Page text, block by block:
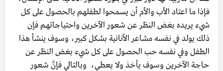
فإذا ما اعتاد الأب والأم أن يسمحوا لطفلهم بالحصول على كل
شيء يريده بغض النظر عن شعور الآخرين واحتياجاتهم فإن
ذلك يولد في نفسه مشاعر الأنانية بشكل كبير، وسوف ينشأ هذا
الطفل وفي نفسه حب الحصول على كل شيء بغض النظر عن
حاجة الآخرين وسوف يأخذ ولا يعطي، وبالتالي فإنَّ شعور